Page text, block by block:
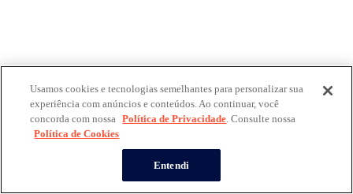
Usamos cookies e tecnologias semelhantes para personalizar sua
experiência com anúncios e conteúdos. Ao continuar, você
concorda com nossa Política de Privacidade. Consulte nossa
Política de Cookies
Entendi